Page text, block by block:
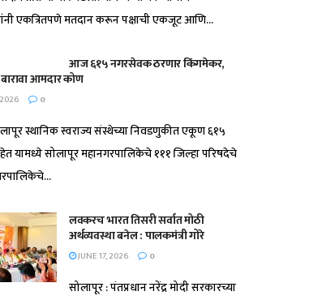
एकत्रितपणे मतदान करून पक्षाची एकजूट आणि...
आज ६१५ नगरसेवक ठरणार किंगमेकर,
बारावा आमदार कोण
0
स्थानिक स्वराज्य संस्थेच्या निवडणुकीत एकूण ६१५
यामध्ये सोलापूर महानगरपालिकेचे १११ जिल्हा परिषदेचे
लवकरच भारत तिसरी सर्वात मोठी
अर्थव्यवस्था बनेल : पालकमंत्री गोरे
JUNE 17, 2026 0
सोलापूर : पंतप्रधान नरेंद्र मोदी सरकारच्या